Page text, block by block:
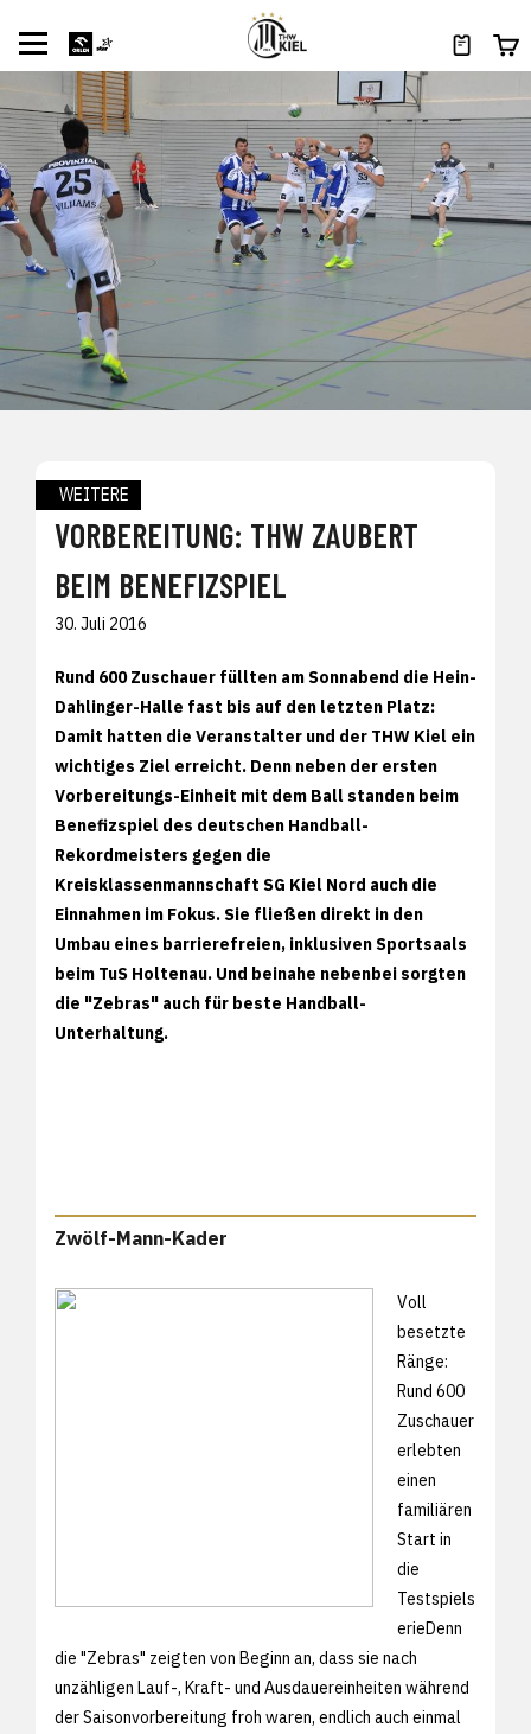
WEITERE
VORBEREITUNG: THW ZAUBERT
BEIM BENEFIZSPIEL
30. Juli 2016
Rund 600 Zuschauer füllten am Sonnabend die Hein-
Dahlinger-Halle fast bis auf den letzten Platz:
Damit hatten die Veranstalter und der THW Kiel ein
wichtiges Ziel erreicht. Denn neben der ersten
Vorbereitungs-Einheit mit dem Ball standen beim
Benefizspiel des deutschen Handball-
Rekordmeisters gegen die
Kreisklassenmannschaft SG Kiel Nord auch die
Einnahmen im Fokus. Sie fließen direkt in den
Umbau eines barrierefreien, inklusiven Sportsaals
beim TuS Holtenau. Und beinahe nebenbei sorgten
die "Zebras" auch für beste Handball-
Unterhaltung.
Zwölf-Mann-Kader
Voll
besetzte
Ränge:
Rund 600
Zuschauer
erlebten
einen
familiären
Start in
die
Testspiels
erieDenn
die "Zebras" zeigten von Beginn an, dass sie nach
unzähligen Lauf-, Kraft- und Ausdauereinheiten während
der Saisonvorbereitung froh waren, endlich auch einmal